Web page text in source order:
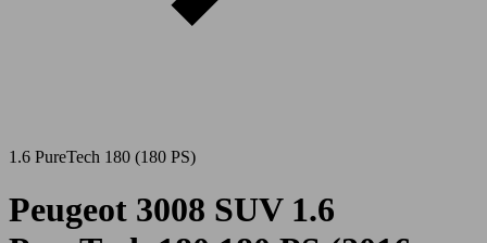
1.6 PureTech 180 (180 PS)
Peugeot 3008 SUV 1.6